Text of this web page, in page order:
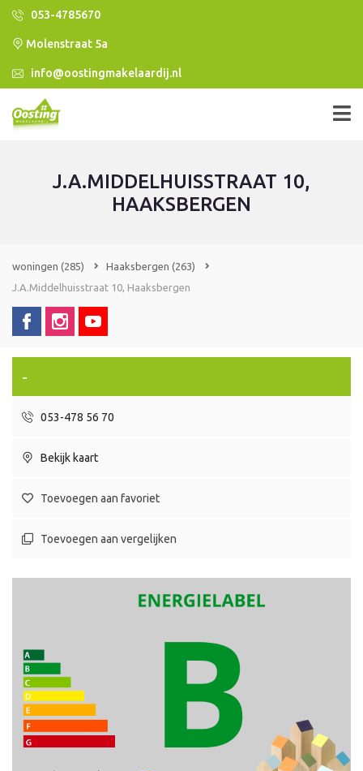
053-4785670
Molenstraat 5a
info@oostingmakelaardij.nl
J.A.MIDDELHUISSTRAAT 10,
HAAKSBERGEN
woningen (285) Haaksbergen (263)
J.A.Middelhuisstraat 10, Haaksbergen
-
053-478 56 70
Bekijk kaart
Toevoegen aan favoriet
Toevoegen aan vergelijken